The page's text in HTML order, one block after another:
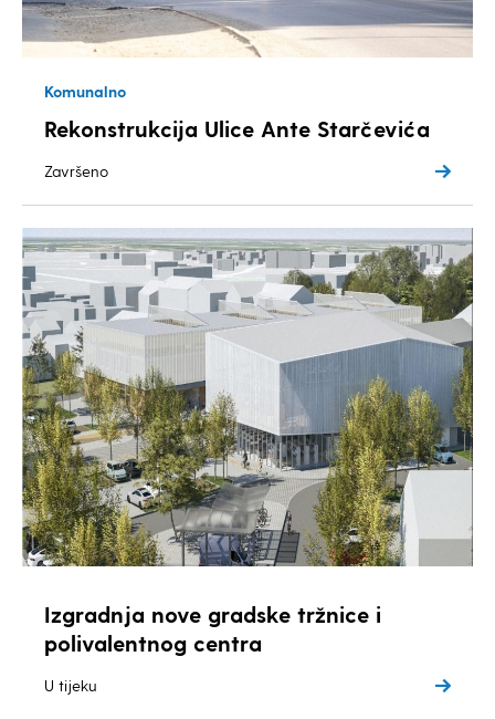
Komunalno
Rekonstrukcija Ulice Ante Starčevića
Završeno
Izgradnja nove gradske tržnice i
polivalentnog centra
U tijeku